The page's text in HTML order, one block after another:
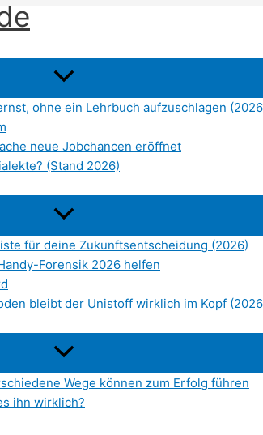
ohne ein Lehrbuch aufzuschlagen
neue Jobchancen eröffnet
(Stand 2026)
für deine Zukunftsentscheidung (2026)
Forensik 2026 helfen
bleibt der Unistoff wirklich im Kopf
Wege können zum Erfolg führen
ihn wirklich?